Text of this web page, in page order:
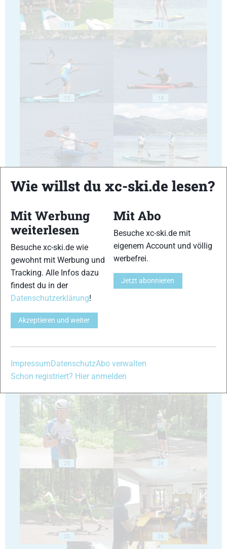
11 12
13 14
17 18
19
23 24
25 26
Wie willst du xc-ski.de lesen?
Mit Werbung
weiterlesen
Besuche xc-ski.de wie
gewohnt mit Werbung und
Tracking. Alle Infos dazu
findest du in der
Datenschutzerklärung!
Akzeptieren und weiter
Mit Abo
Besuche xc-ski.de mit
eigenem Account und völlig
werbefrei.
Jetzt abonnieren
ImpressumDatenschutzAbo verwalten
Schon registriert? Hier anmelden